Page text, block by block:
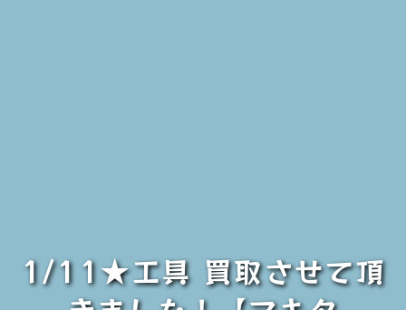
1/11★工具 買取させて頂